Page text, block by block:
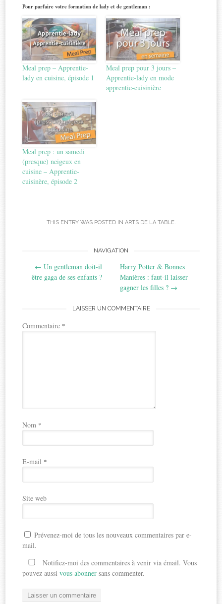
Pour parfaire votre formation de lady et de gentleman :
Meal prep – Apprentie-
lady en cuisine, épisode 1
Meal prep pour 3 jours –
Apprentie-lady en mode
apprentie-cuisinière
Meal prep : un samedi
(presque) neigeux en
cuisine – Apprentie-
cuisinère, épisode 2
THIS ENTRY WAS POSTED IN ARTS DE LA TABLE.
navigation
NAVIGATION
← Un gentleman doit-il
être gaga de ses enfants ?
Harry Potter & Bonnes
Manières : faut-il laisser
gagner les filles ? →
LAISSER UN COMMENTAIRE
Commentaire *
Nom *
E-mail *
Site web
Prévenez-moi de tous les nouveaux commentaires par e-
mail.
Notifiez-moi des commentaires à venir via émail. Vous
pouvez aussivous abonner sans commenter.